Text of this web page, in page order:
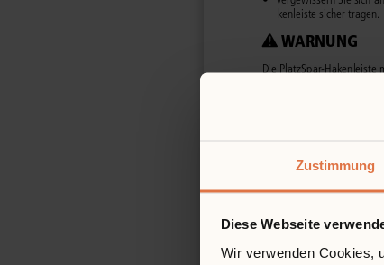
Zustimmung
Diese Webseite
Wir verwenden Cookies,